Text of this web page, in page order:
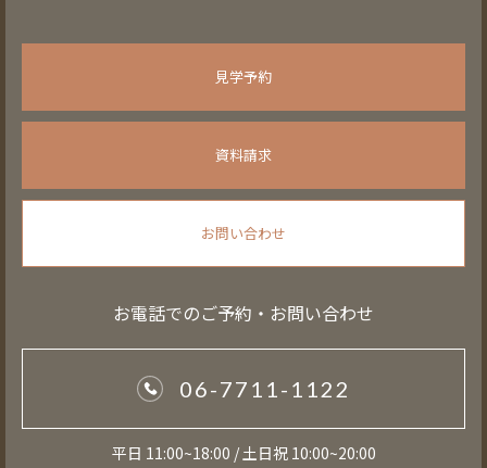
見学予約
資料請求
お問い合わせ
お電話でのご予約・お問い合わせ
06-7711-1122
平日 11:00~18:00 / 土日祝 10:00~20:00